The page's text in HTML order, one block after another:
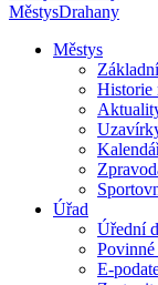
MěstysDrahany
Městys
Historie
Úřad
Úřední
E-